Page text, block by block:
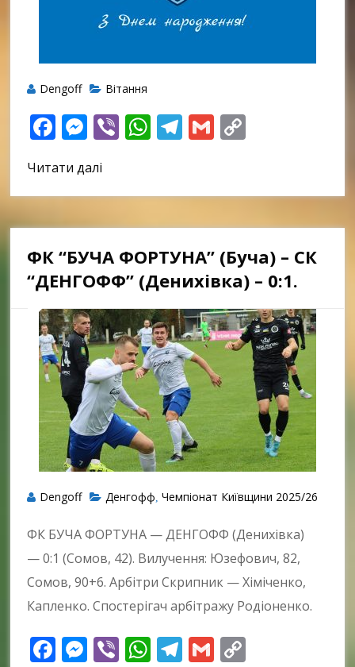
Dengoff Вітання
Facebook
Messenger
ViberWhatsApp
Telegram
Gmail
Читати далі
ФК “БУЧА ФОРТУНА” (Буча) – СК
“ДЕНГОФФ” (Денихівка) – 0:1.
Dengoff Денгофф ,Чемпіонат Київщини 2025/26
ФК БУЧА ФОРТУНА — ДЕНГОФФ (Денихівка)
— 0:1 (Сомов, 42). Вилучення: Юзефович, 82,
Сомов, 90+6. Арбітри Скрипник — Хіміченко,
Капленко. Спостерігач арбітражу Родіоненко.
Facebook
Messenger
ViberWhatsApp
Telegram
Gmail